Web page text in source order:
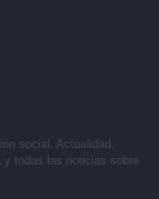
social. Actualidad,
todas las noticias sobre